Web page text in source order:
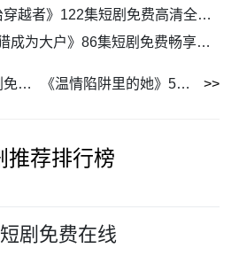
《穿越成显灵帝，专治穿越者》122集短剧免费高清全集追剧
《穿越 1975，我靠打猎成为大户》86集短剧免费畅享全集剧情
《招野》64集短剧免费在线看完整版 《温情陷阱里的她》55集短剧全集免费流畅播放
推荐排行榜
剧免费在线